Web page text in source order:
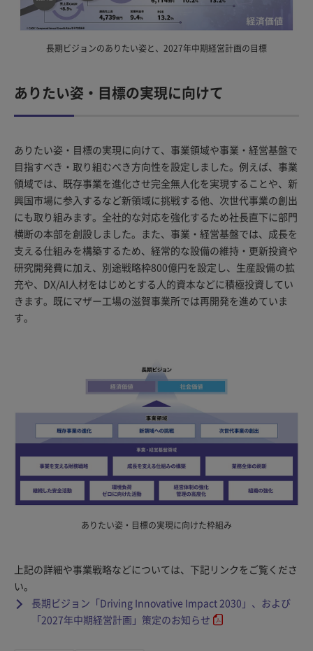
長期ビジョンのありたい姿と、2027年中期経営計画の目標
ありたい姿・目標の実現に向けて
ありたい姿・目標の実現に向けて、事業領域や事業・経営基盤で
目指すべき・取り組むべき方向性を設定しました。例えば、事業
領域では、既存事業を進化させ完全無人化を実現することや、新
興国市場に参入するなど新領域に挑戦する他、次世代事業の創出
にも取り組みます。全社的な対応を強化するため社長直下に部門
横断の本部を創設しました。また、事業・経営基盤では、成長を
支える仕組みを構築するため、経常的な設備の維持・更新投資や
研究開発費に加え、別途戦略枠800億円を設定し、生産設備の拡
充や、DX/AI人材をはじめとする人的資本などに積極投資してい
きます。既にマザー工場の滋賀事業所では再開発を進めていま
す。
ありたい姿・目標の実現に向けた枠組み
上記の詳細や事業戦略などについては、下記リンクをご覧くださ
い。
長期ビジョン「Driving Innovative Impact 2030」、および
「2027年中期経営計画」策定のお知らせ